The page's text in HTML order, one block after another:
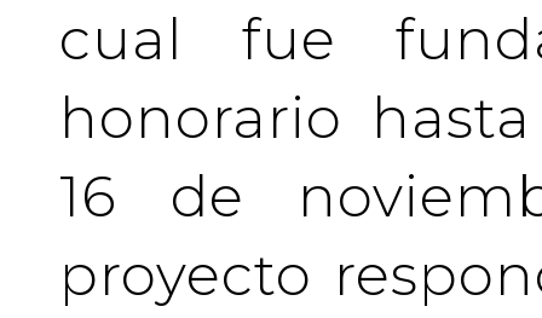
cual fue
honorario
16 de
proyecto